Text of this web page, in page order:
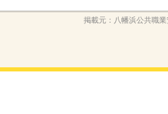
掲載元： 八幡浜公共職